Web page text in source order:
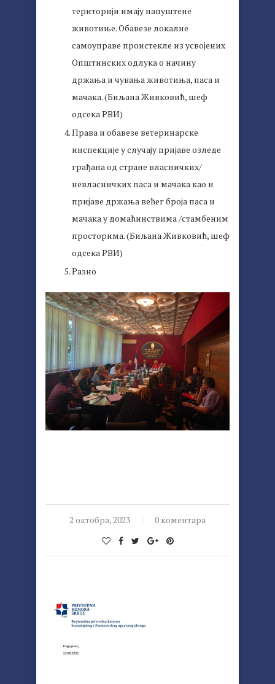
територији имају напуштене
животиње. Обавезе локалне
самоуправе проистекле из усвојених
Општинских одлука о начину
држања и чувања животиња, паса и
мачака. (Биљана Живковић, шеф
одсека РВИ)
Права и обавезе ветеринарске
инспекције у случају пријаве озледе
грађана од стране власничких/
невласничких паса и мачака као и
пријаве држања већег броја паса и
мачака у домаћинствима /стамбеним
просторима. (Биљана Живковић, шеф
одсека РВИ)
Разно
2 октобра, 2023 0 коментара